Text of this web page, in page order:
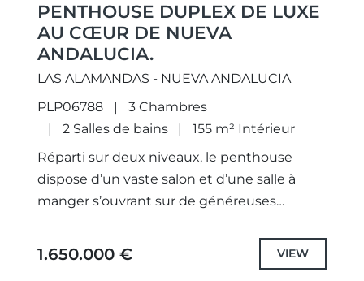
PENTHOUSE DUPLEX DE LUXE
AU CŒUR DE NUEVA
ANDALUCIA.
LAS ALAMANDAS - NUEVA ANDALUCIA
PLP06788
3 Chambres
2 Salles de bains
155 m² Intérieur
Réparti sur deux niveaux, le penthouse
dispose d’un vaste salon et d’une salle à
manger s’ouvrant sur de généreuses
recevoir tout en profitant...
1.650.000 € VIEW